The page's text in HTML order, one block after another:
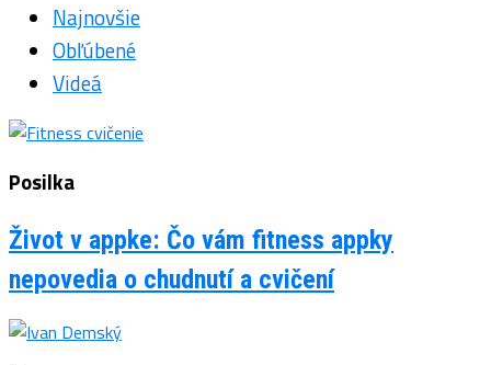
Najnovšie
Obľúbené
Videá
Posilka
Život v appke: Čo vám fitness appky
nepovedia o chudnutí a cvičení